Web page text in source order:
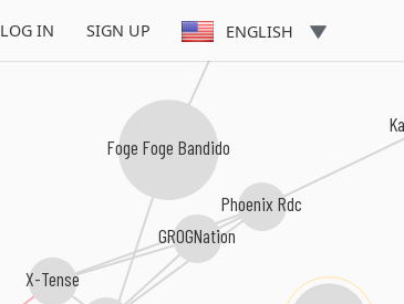
LOG IN SIGN UP ENGLISH
X-Tense
GROGNation
Phoenix Rdc
Foge Foge Bandido